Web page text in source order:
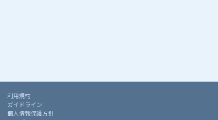
利用規約
ガイドライン
個人情報保護方針